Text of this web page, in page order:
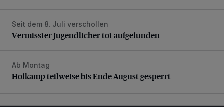
Vermisster Jugendlicher tot aufgefunden
Seit dem 8. Juli verschollen
Vermisster Jugendlicher tot aufgefunden
Hofkamp teilweise bis Ende August gesperrt
Ab Montag
Hofkamp teilweise bis Ende August gesperrt